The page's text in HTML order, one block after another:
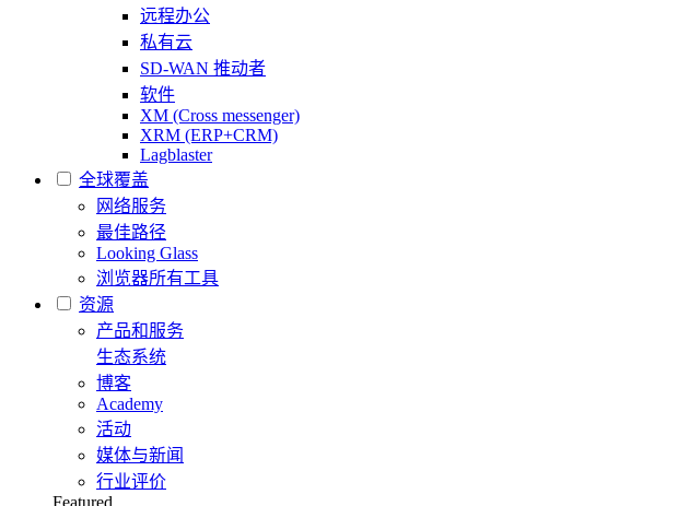
远程办公
私有云
SD-WAN 推动者
软件
XM (Cross messenger)
XRM (ERP+CRM)
Lagblaster
全球覆盖
网络服务
最佳路径
Looking Glass
浏览器所有工具
资源
产品和服务
生态系统
博客
Academy
活动
媒体与新闻
行业评价
Featured